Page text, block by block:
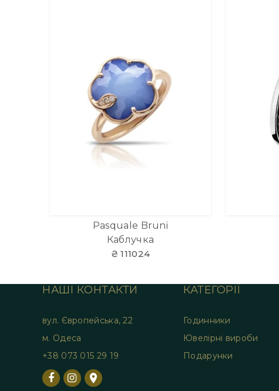
Pasquale Bruni
Каблучка
₴ 111024
НАШІ КОНТАКТИ
вул. Європейська, 22
м. Одеса
+38 073 015 29 19
КАТЕГОРІЇ
Годинники
Ювелірні вироби
Подарунки